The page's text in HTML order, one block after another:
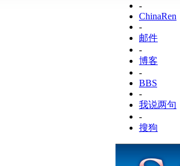
-
ChinaRen
-
邮件
-
博客
-
BBS
-
我说两句
-
搜狗